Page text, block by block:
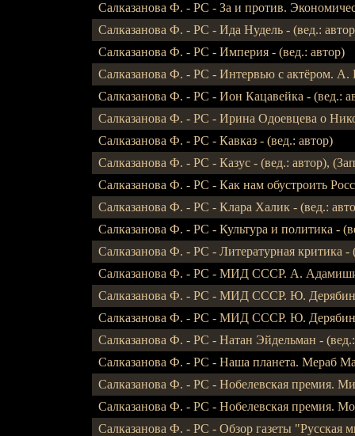
Салказанова Ф. - РС - За и против.
Салказанова Ф. - РС - Ида Нудель - (вед.:
Салказанова Ф. - РС - Империя - (вед.: автор)
Салказанова Ф. - РС - Интервью с актёром. А.
Салказанова Ф. - РС - Ион Кацавейка - (вед.:
Салказанова Ф. - РС - Ирина Одоевцева о
Салказанова Ф. - РС - Кавказ - (вед.: автор)
Салказанова Ф. - РС - Казус - (вед.: автор),
Салказанова Ф. - РС - Как нам обустроить
Салказанова Ф. - РС - Клара Халик - (вед.:
Салказанова Ф. - РС - Культура и политика -
Салказанова Ф. - РС - Литературная критика -
Салказанова Ф. - РС - МИД СССР. А. Адамишин
Салказанова Ф. - РС - МИД СССР. Ю. Дерябин -
Салказанова Ф. - РС - МИД СССР. Ю. Дерябин -
Салказанова Ф. - РС - Натан Эйдельман - (вед.:
Салказанова Ф. - РС - Наша планета. Мераб
Салказанова Ф. - РС - Нобелевская премия.
Салказанова Ф. - РС - Нобелевская премия.
Салказанова Ф. - РС - Обзор газеты "Русская